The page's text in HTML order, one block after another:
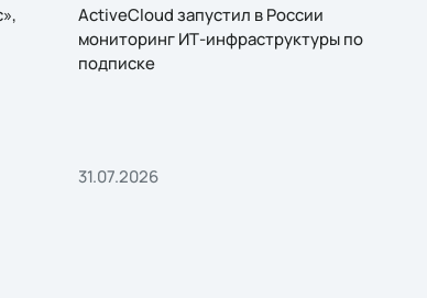
ActiveCloud запустил в России
мониторинг ИТ-инфраструктуры по
подписке
31.07.2026